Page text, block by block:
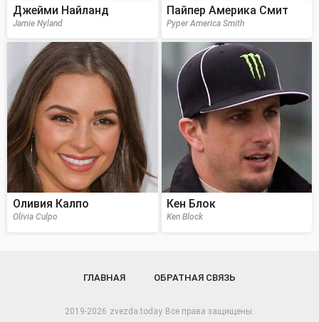
Джейми Найланд
Jamie Nyland
Пайпер Америка Смит
Pyper America Smith
Оливия Калпо
Olivia Culpo
Кен Блок
Ken Block
ГЛАВНАЯ ОБРАТНАЯ СВЯЗЬ
2019-2026 zvezda.today Все права защищены.